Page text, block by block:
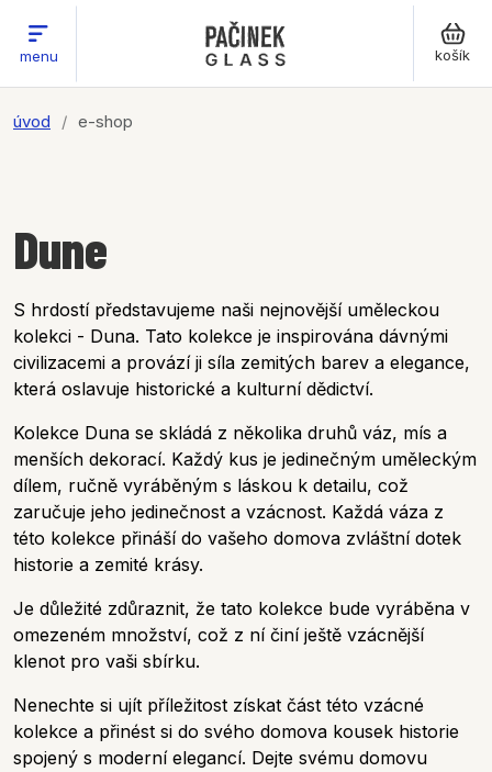
menu košík
úvod e-shop
Dune
S hrdostí představujeme naši nejnovější uměleckou
kolekci - Duna. Tato kolekce je inspirována dávnými
civilizacemi a provází ji síla zemitých barev a elegance,
která oslavuje historické a kulturní dědictví.
Kolekce Duna se skládá z několika druhů váz, mís a
menších dekorací. Každý kus je jedinečným uměleckým
dílem, ručně vyráběným s láskou k detailu, což
zaručuje jeho jedinečnost a vzácnost. Každá váza z
této kolekce přináší do vašeho domova zvláštní dotek
historie a zemité krásy.
Je důležité zdůraznit, že tato kolekce bude vyráběna v
omezeném množství, což z ní činí ještě vzácnější
klenot pro vaši sbírku.
Nenechte si ujít příležitost získat část této vzácné
kolekce a přinést si do svého domova kousek historie
spojený s moderní elegancí. Dejte svému domovu